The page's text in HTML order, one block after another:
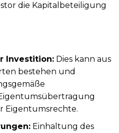
die Kapitalbeteiligung
Investition:Dies kann aus
bestehen und
Eigentumsrechte.
Einhaltung des